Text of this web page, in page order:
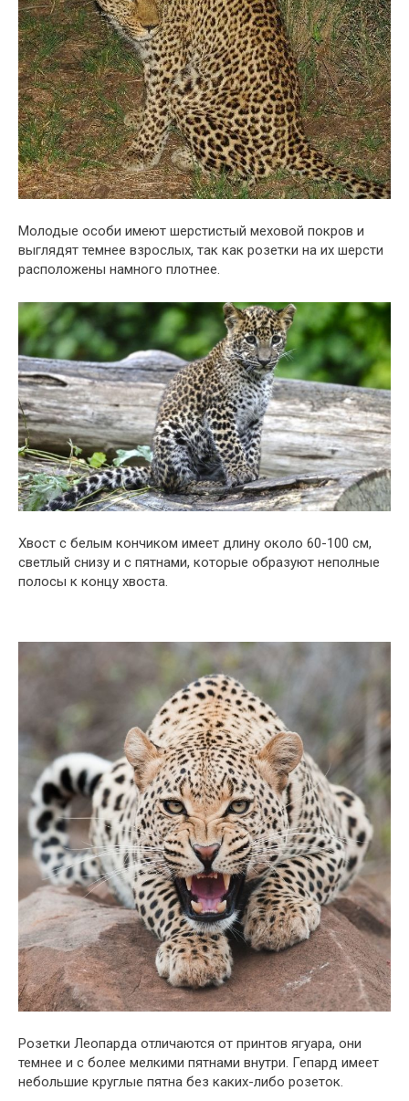
Молодые особи имеют шерстистый меховой покров и
выглядят темнее взрослых, так как розетки на их шерсти
расположены намного плотнее.
Хвост с белым кончиком имеет длину около 60-100 см,
светлый снизу и с пятнами, которые образуют неполные
полосы к концу хвоста.
Розетки Леопарда отличаются от принтов ягуара, они
темнее и с более мелкими пятнами внутри. Гепард имеет
небольшие круглые пятна без каких-либо розеток.